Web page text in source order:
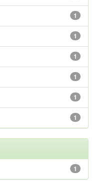
1
1
1
1
1
1
1